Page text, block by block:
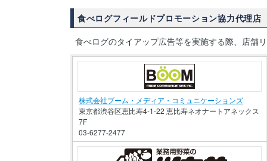
食べログフィールドプロモーション協力代理店
食べログのタイアップ広告等を実施する際、店舗
株式会社ブーム・メディア・コミュニケーションズ
東京都渋谷区恵比寿4-1-22 恵比寿ネオナートアネックス
7F
03-6277-2477